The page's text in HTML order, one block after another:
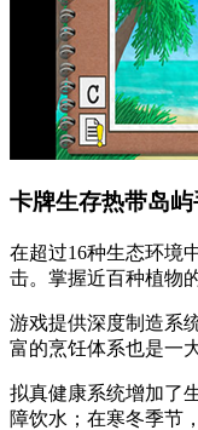
卡牌生存热带岛屿
在超过16种生态环境
击。掌握近百种植物
游戏提供深度制造系
富的烹饪体系也是一
拟真健康系统增加了
障饮水；在寒冬季节